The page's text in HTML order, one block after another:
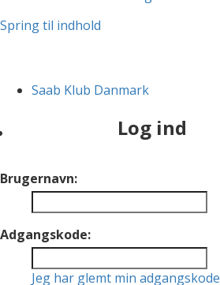
Spring til indhold
Saab Klub Danmark
Log ind
Brugernavn:
Adgangskode:
Jeg har glemt min adgangskode